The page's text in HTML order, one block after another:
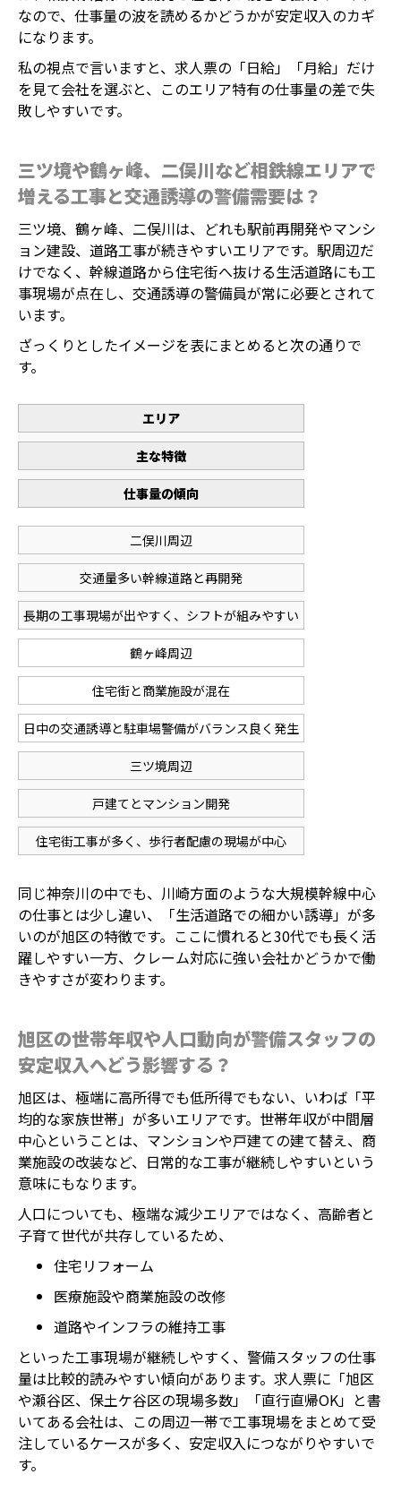
なので、仕事量の波を読めるかどうかが安定収入のカギ
になります。
私の視点で言いますと、求人票の「日給」「月給」だけ
を見て会社を選ぶと、このエリア特有の仕事量の差で失
敗しやすいです。
三ツ境や鶴ヶ峰、二俣川など相鉄線エリアで
増える工事と交通誘導の警備需要は？
三ツ境、鶴ヶ峰、二俣川は、どれも駅前再開発やマンシ
ョン建設、道路工事が続きやすいエリアです。駅周辺だ
けでなく、幹線道路から住宅街へ抜ける生活道路にも工
事現場が点在し、交通誘導の警備員が常に必要とされて
います。
ざっくりとしたイメージを表にまとめると次の通りで
す。
エリア
主な特徴
仕事量の傾向
二俣川周辺
交通量多い幹線道路と再開発
長期の工事現場が出やすく、シフトが組みやすい
鶴ヶ峰周辺
住宅街と商業施設が混在
日中の交通誘導と駐車場警備がバランス良く発生
三ツ境周辺
戸建てとマンション開発
住宅街工事が多く、歩行者配慮の現場が中心
同じ神奈川の中でも、川崎方面のような大規模幹線中心
の仕事とは少し違い、「生活道路での細かい誘導」が多
いのが旭区の特徴です。ここに慣れると30代でも長く活
躍しやすい一方、クレーム対応に強い会社かどうかで働
きやすさが変わります。
旭区の世帯年収や人口動向が警備スタッフの
安定収入へどう影響する？
旭区は、極端に高所得でも低所得でもない、いわば「平
均的な家族世帯」が多いエリアです。世帯年収が中間層
中心ということは、マンションや戸建ての建て替え、商
業施設の改装など、日常的な工事が継続しやすいという
意味にもなります。
人口についても、極端な減少エリアではなく、高齢者と
子育て世代が共存しているため、
住宅リフォーム
医療施設や商業施設の改修
道路やインフラの維持工事
といった工事現場が継続しやすく、警備スタッフの仕事
量は比較的読みやすい傾向があります。求人票に「旭区
や瀬谷区、保土ケ谷区の現場多数」「直行直帰OK」と書
いてある会社は、この周辺一帯で工事現場をまとめて受
注しているケースが多く、安定収入につながりやすいで
す。